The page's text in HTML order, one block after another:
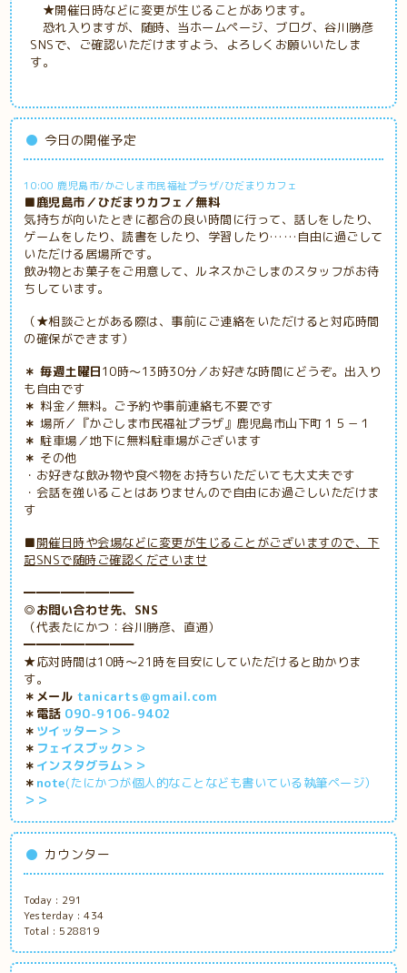
★開催日時などに変更が生じることがあります。
恐れ入りますが、随時、当ホームページ、ブログ、谷川勝彦
SNSで、ご確認いただけますよう、よろしくお願いいたしま
す。
今日の開催予定
10:00 鹿児島市/かごしま市民福祉プラザ/ひだまりカフェ
■鹿児島市／ひだまりカフェ／無料
気持ちが向いたときに都合の良い時間に行って、話しをしたり、
ゲームをしたり、読書をしたり、学習したり……自由に過ごして
いただける居場所です。
飲み物とお菓子をご用意して、ルネスかごしまのスタッフがお待
ちしています。
（★相談ごとがある際は、事前にご連絡をいただけると対応時間
の確保ができます）
＊ 毎週土曜日10時～13時30分／お好きな時間にどうぞ。出入り
も自由です
＊ 料金／無料。ご予約や事前連絡も不要です
＊ 場所／『かごしま市民福祉プラザ』鹿児島市山下町１５－１
＊ 駐車場／地下に無料駐車場がございます
＊ その他
・お好きな飲み物や食べ物をお持ちいただいても大丈夫です
・会話を強いることはありませんので自由にお過ごしいただけま
す
■開催日時や会場などに変更が生じることがございますので、下
記SNSで随時ご確認くださいませ
━━━━━━━━━
◎お問い合わせ先、SNS
（代表たにかつ：谷川勝彦、直通）
━━━━━━━━━
★応対時間は10時～21時を目安にしていただけると助かりま
す。
＊メール tanicarts＠gmail.com
＊電話 090-9106-9402
＊ ツイッター＞＞
＊ フェイスブック＞＞
＊ インスタグラム＞＞
＊ note(たにかつが個人的なことなども書いている執筆ページ）
＞＞
カウンター
Today : 291
Yesterday :434
Total : 528819